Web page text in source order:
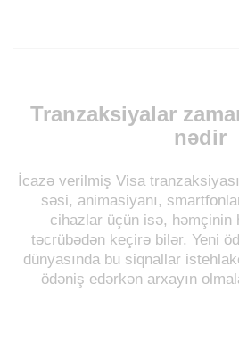
Tranzaksiyalar
nədir
İcazə verilmiş Visa
səsi, animasiyanı,
cihazlar üçün isə, həmçinin
təcrübədən keçirə bilər. Yeni
dünyasında bu siqnallar
ödəniş edərkən arxayın